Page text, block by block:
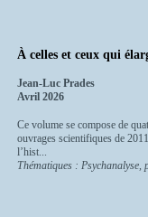
À celles et ceux qui
Jean-Luc Prades
Avril 2026
Ce volume se compose de
ouvrages scientifiques de
l’hist...
Thématiques : Psychanalyse,